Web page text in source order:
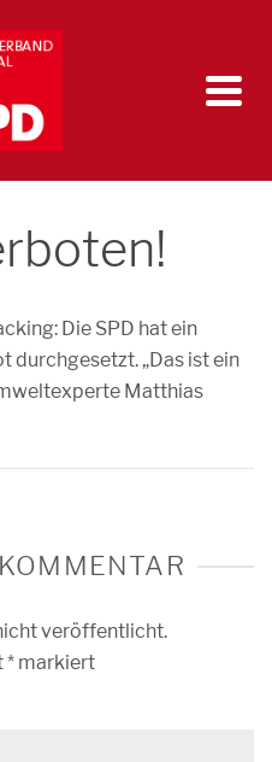
Die SPD hat ein
durchgesetzt. „Das ist ein
Matthias
veröffentlicht.
* markiert